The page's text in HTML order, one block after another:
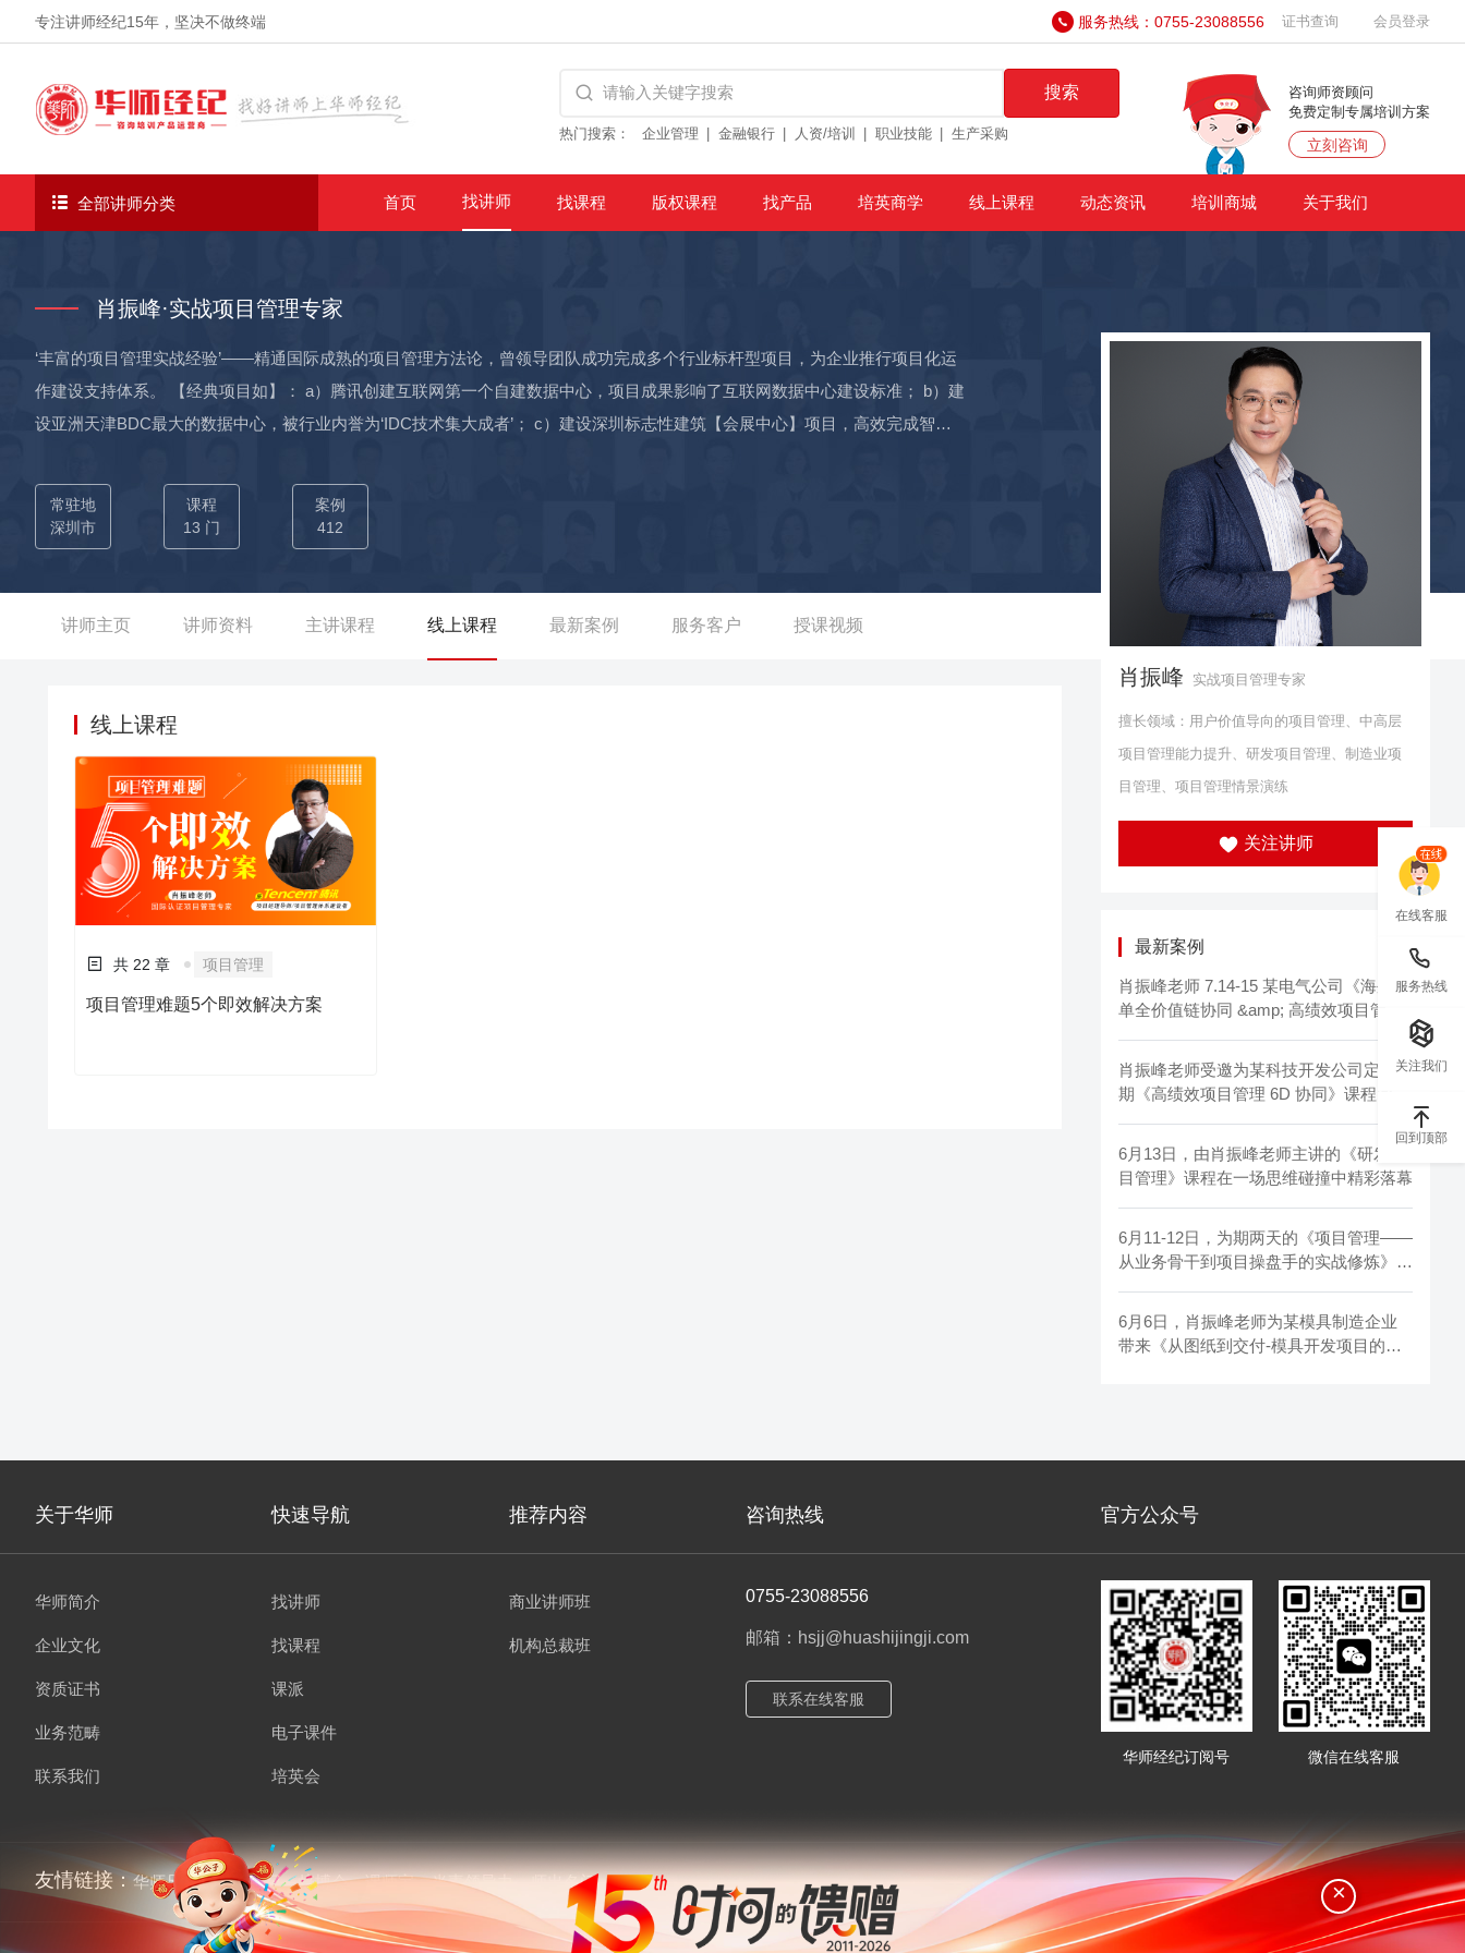
专注讲师经纪15年 ，坚决不做终端 服务热线：0755-23088556 证书查询 会员登录
搜索
热门搜索： 企业管理 金融银行 人资/培训 职业技能 生产采购
咨询师资顾问
免费定制专属培训方案
立刻咨询
全部讲师分类 首页 找讲师 找课程 版权课程 找产品 培英商学 线上课程 动态资讯 培训商城 关于我们
肖振峰·实战项目管理专家
‘丰富的项目管理实战经验’——精通国际成熟的项目管理方法论，曾领导团队成功完成多个行业标杆型项目，为企业推行项目化运
作建设支持体系。 【经典项目如】： a）腾讯创建互联网第一个自建数据中心，项目成果影响了互联网数据中心建设标准； b）建
设亚洲天津BDC最大的数据中心，被行业内誉为‘IDC技术集大成者’； c）建设深圳标志性建筑【会展中心】项目，高效完成智能
系建设与项目型人才培养机制建设，企业项目化的探索实施。 ‘情境结合实战，广受好评’——10年培训经验，授课领域覆盖工程
业、制造业、服务业、IT、互联网等多个行业，以情境实战为特色。 【部分返聘案例】： 一汽集团/上海集团/美的等企业授课
《项目管理情境工作坊》返聘20+期； 中建一局/华润集团等企业授课《项目的跨部门领导与协作》返聘20+期； 中国移动/中国电
+期； 哈工大/中山大学/武汉大学等MBA班授课《项目的目标计划与进度控制》返聘15+期……
常驻地
深圳市
课程
13 门
案例
412
讲师主页 讲师资料 主讲课程 线上课程 最新案例 服务客户 授课视频
线上课程
共 22 章 项目管理
项目管理难题5个即效解决方案
肖振峰 实战项目管理专家
擅长领域：用户价值导向的项目管理、中高层
项目管理能力提升、研发项目管理、制造业项
目管理、项目管理情景演练
关注讲师
最新案例
肖振峰老师 7.14-15 某电气公司《海外订
单全价值链协同 &amp; 高绩效项目管理
肖振峰老师受邀为某科技开发公司定制两
期《高绩效项目管理 6D 协同》课程圆满
6月13日，由肖振峰老师主讲的《研发项
目管理》课程在一场思维碰撞中精彩落幕
6月11-12日，为期两天的《项目管理——
从业务骨干到项目操盘手的实战修炼》课
6月6日，肖振峰老师为某模具制造企业
带来《从图纸到交付-模具开发项目的全
关于华师 快速导航 推荐内容 咨询热线 官方公众号
华师简介
企业文化
资质证书
业务范畴
联系我们
找讲师
找课程
课派
电子课件
培英会
商业讲师班
机构总裁班
0755-23088556
邮箱：hsjj@huashijingji.com
联系在线客服
华师经纪订阅号 微信在线客服
友情链接：华师兄弟 讲师经纪 培博会 课师宝 当责领导力 师出名门
在线客服
服务热线
关注我们
回到顶部
×